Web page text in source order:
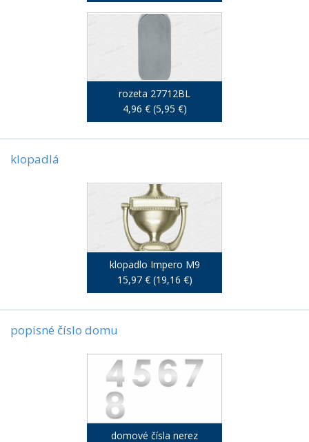
rozeta 27712BL
4,96 € (5,95 €)
klopadlá
klopadlo Impero M9
15,97 € (19,16 €)
popisné číslo domu
domové čísla nerez